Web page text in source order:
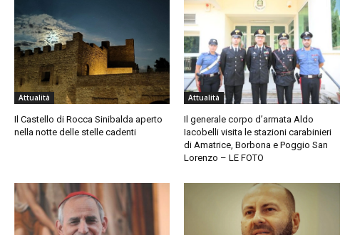
Attualità
Il Castello di Rocca Sinibalda aperto
nella notte delle stelle cadenti
Attualità
Il generale corpo d’armata Aldo
Iacobelli visita le stazioni carabinieri
di Amatrice, Borbona e Poggio San
Lorenzo – LE FOTO